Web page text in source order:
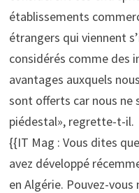
établissements
étrangers qui viennent
considérés comme des
avantages auxquels
sont offerts car nous ne
piédestal», regrette-t-il.
{{IT Mag : Vous dites
avez développé
en Algérie. Pouvez-